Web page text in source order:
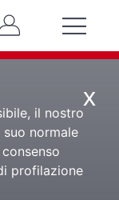
x
il nostro
normale
profilazione